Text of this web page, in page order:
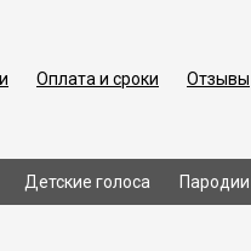
Оплата и сроки Отзывы
Детские голоса Пародии